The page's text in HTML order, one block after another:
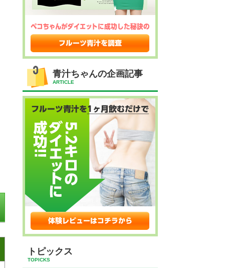
青汁ちゃんの企画記事
ARTICLE
トピックス
TOPICKS